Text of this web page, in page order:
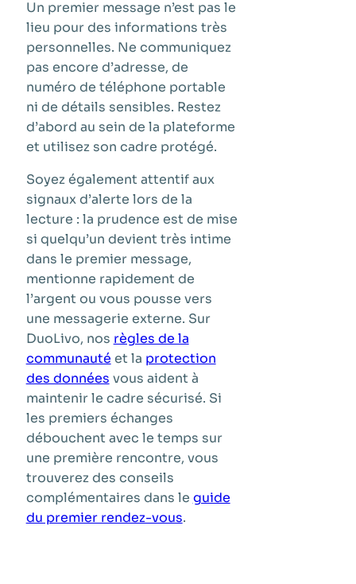
Un premier message n’est pas le
lieu pour des informations très
personnelles. Ne communiquez
pas encore d’adresse, de
numéro de téléphone portable
ni de détails sensibles. Restez
d’abord au sein de la plateforme
et utilisez son cadre protégé.
Soyez également attentif aux
signaux d’alerte lors de la
lecture : la prudence est de mise
si quelqu’un devient très intime
dans le premier message,
mentionne rapidement de
l’argent ou vous pousse vers
une messagerie externe. Sur
DuoLivo, nos règles de la
communauté et la protection
des données vous aident à
maintenir le cadre sécurisé. Si
les premiers échanges
débouchent avec le temps sur
une première rencontre, vous
trouverez des conseils
complémentaires dans le guide
du premier rendez-vous.